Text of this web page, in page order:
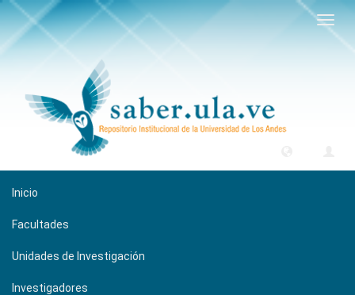
Inicio
Facultades
Unidades de Investigación
Investigadores